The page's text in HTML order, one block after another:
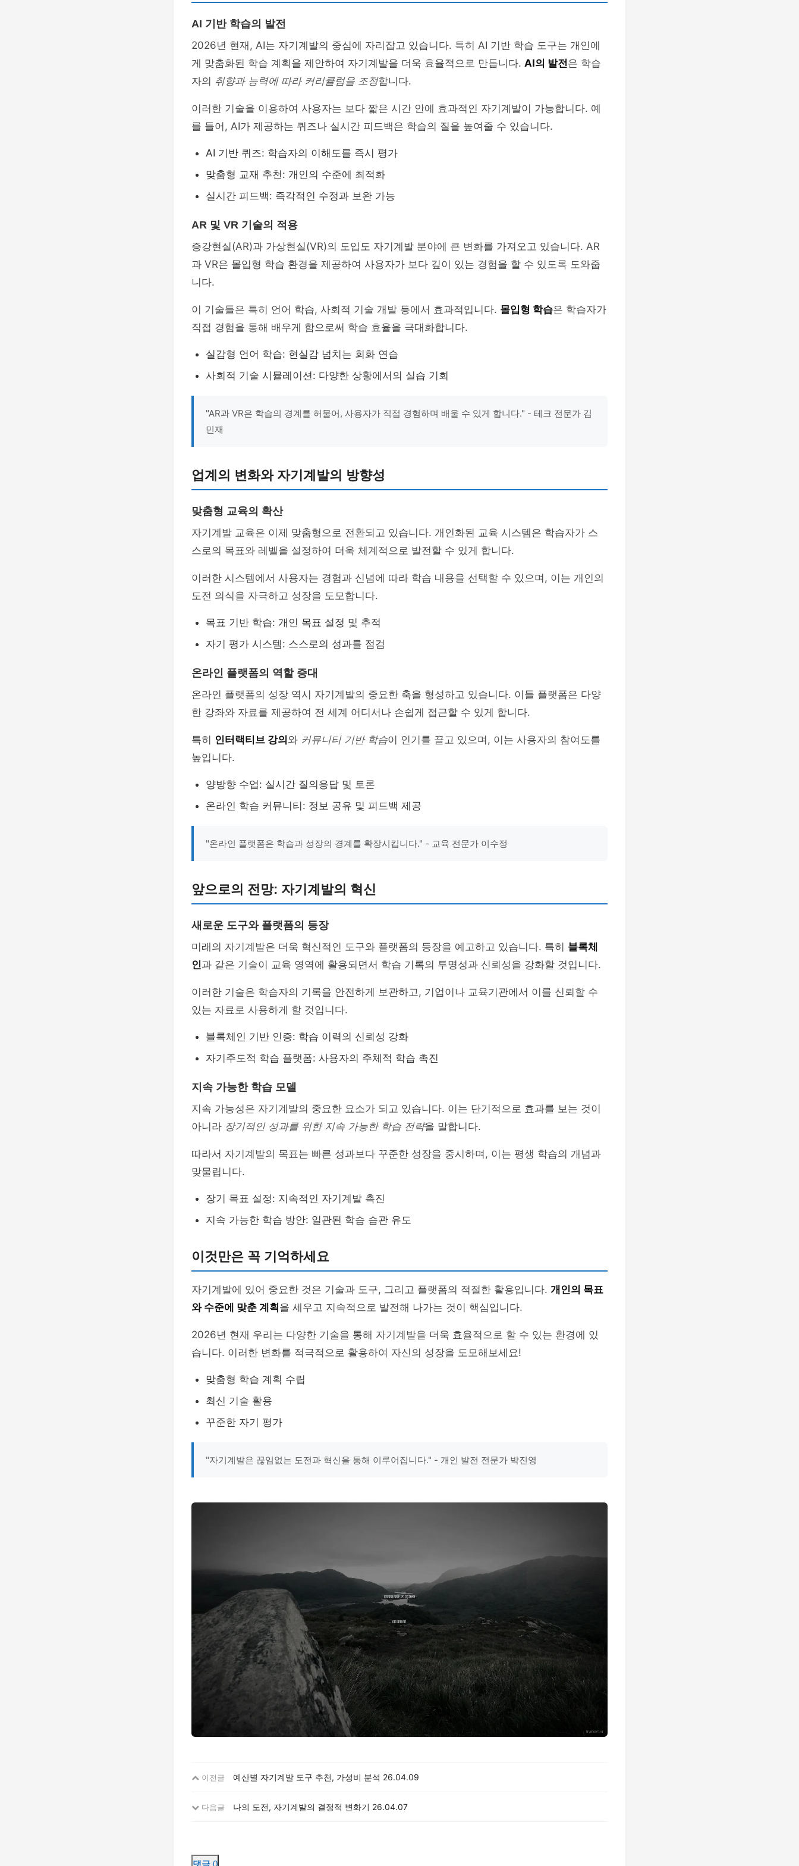
AI 기반 학습의 발전
2026년 현재, AI는 자기계발의 중심에 자리잡고 있습니다. 특히 AI 기반 학습 도구는 개인에
게 맞춤화된 학습 계획을 제안하여 자기계발을 더욱 효율적으로 만듭니다. AI의 발전은 학습
자의 취향과 능력에 따라 커리큘럼을 조정합니다.
이러한 기술을 이용하여 사용자는 보다 짧은 시간 안에 효과적인 자기계발이 가능합니다. 예
를 들어, AI가 제공하는 퀴즈나 실시간 피드백은 학습의 질을 높여줄 수 있습니다.
AI 기반 퀴즈: 학습자의 이해도를 즉시 평가
맞춤형 교재 추천: 개인의 수준에 최적화
실시간 피드백: 즉각적인 수정과 보완 가능
AR 및 VR 기술의 적용
증강현실(AR)과 가상현실(VR)의 도입도 자기계발 분야에 큰 변화를 가져오고 있습니다. AR
과 VR은 몰입형 학습 환경을 제공하여 사용자가 보다 깊이 있는 경험을 할 수 있도록 도와줍
니다.
이 기술들은 특히 언어 학습, 사회적 기술 개발 등에서 효과적입니다. 몰입형 학습은 학습자가
직접 경험을 통해 배우게 함으로써 학습 효율을 극대화합니다.
실감형 언어 학습: 현실감 넘치는 회화 연습
사회적 기술 시뮬레이션: 다양한 상황에서의 실습 기회
"AR과 VR은 학습의 경계를 허물어, 사용자가 직접 경험하며 배울 수 있게 합니다." - 테크 전문가 김
민재
업계의 변화와 자기계발의 방향성
맞춤형 교육의 확산
자기계발 교육은 이제 맞춤형으로 전환되고 있습니다. 개인화된 교육 시스템은 학습자가 스
스로의 목표와 레벨을 설정하여 더욱 체계적으로 발전할 수 있게 합니다.
이러한 시스템에서 사용자는 경험과 신념에 따라 학습 내용을 선택할 수 있으며, 이는 개인의
도전 의식을 자극하고 성장을 도모합니다.
목표 기반 학습: 개인 목표 설정 및 추적
자기 평가 시스템: 스스로의 성과를 점검
온라인 플랫폼의 역할 증대
온라인 플랫폼의 성장 역시 자기계발의 중요한 축을 형성하고 있습니다. 이들 플랫폼은 다양
한 강좌와 자료를 제공하여 전 세계 어디서나 손쉽게 접근할 수 있게 합니다.
특히 인터랙티브 강의 와 커뮤니티 기반 학습이 인기를 끌고 있으며, 이는 사용자의 참여도를
높입니다.
양방향 수업: 실시간 질의응답 및 토론
온라인 학습 커뮤니티: 정보 공유 및 피드백 제공
"온라인 플랫폼은 학습과 성장의 경계를 확장시킵니다." - 교육 전문가 이수정
앞으로의 전망: 자기계발의 혁신
새로운 도구와 플랫폼의 등장
미래의 자기계발은 더욱 혁신적인 도구와 플랫폼의 등장을 예고하고 있습니다. 특히 블록체
인과 같은 기술이 교육 영역에 활용되면서 학습 기록의 투명성과 신뢰성을 강화할 것입니다.
이러한 기술은 학습자의 기록을 안전하게 보관하고, 기업이나 교육기관에서 이를 신뢰할 수
있는 자료로 사용하게 할 것입니다.
블록체인 기반 인증: 학습 이력의 신뢰성 강화
자기주도적 학습 플랫폼: 사용자의 주체적 학습 촉진
지속 가능한 학습 모델
지속 가능성은 자기계발의 중요한 요소가 되고 있습니다. 이는 단기적으로 효과를 보는 것이
아니라 장기적인 성과를 위한 지속 가능한 학습 전략을 말합니다.
따라서 자기계발의 목표는 빠른 성과보다 꾸준한 성장을 중시하며, 이는 평생 학습의 개념과
맞물립니다.
장기 목표 설정: 지속적인 자기계발 촉진
지속 가능한 학습 방안: 일관된 학습 습관 유도
이것만은 꼭 기억하세요
자기계발에 있어 중요한 것은 기술과 도구, 그리고 플랫폼의 적절한 활용입니다. 개인의 목표
와 수준에 맞춘 계획 을 세우고 지속적으로 발전해 나가는 것이 핵심입니다.
2026년 현재 우리는 다양한 기술을 통해 자기계발을 더욱 효율적으로 할 수 있는 환경에 있
습니다. 이러한 변화를 적극적으로 활용하여 자신의 성장을 도모해보세요!
맞춤형 학습 계획 수립
최신 기술 활용
꾸준한 자기 평가
"자기계발은 끊임없는 도전과 혁신을 통해 이루어집니다." - 개인 발전 전문가 박진영
이전글 예산별 자기계발 도구 추천, 가성비 분석 26.04.09
다음글 나의 도전, 자기계발의 결정적 변화기 26.04.07
댓글 0